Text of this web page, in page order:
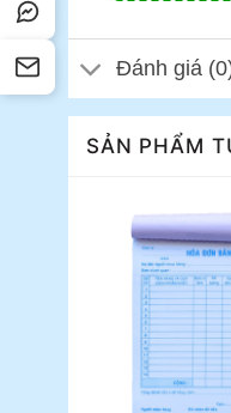
Đánh giá
SẢN PHẨM